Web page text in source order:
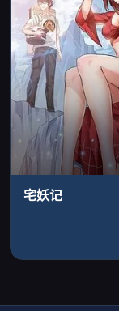
宅妖记